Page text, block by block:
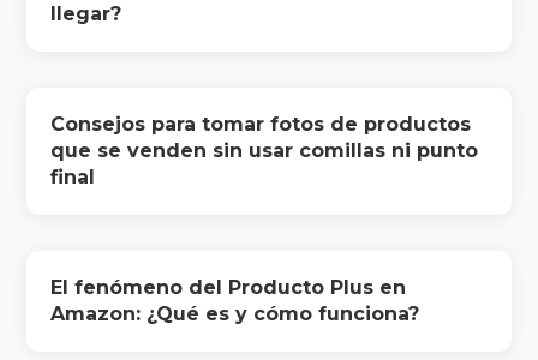
llegar?
Consejos para tomar fotos de productos
que se venden sin usar comillas ni punto
final
El fenómeno del Producto Plus en
Amazon: ¿Qué es y cómo funciona?